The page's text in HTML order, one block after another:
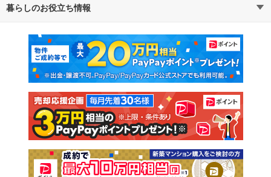
通勤・通学時間から探す
不動産・住宅
新築マンション 中古マンション
新築一戸建て 中古一戸建て
注文住宅 土地
売却査定
暮らしのお役立ち情報
マンションカタログ 教えて！住まいの先生